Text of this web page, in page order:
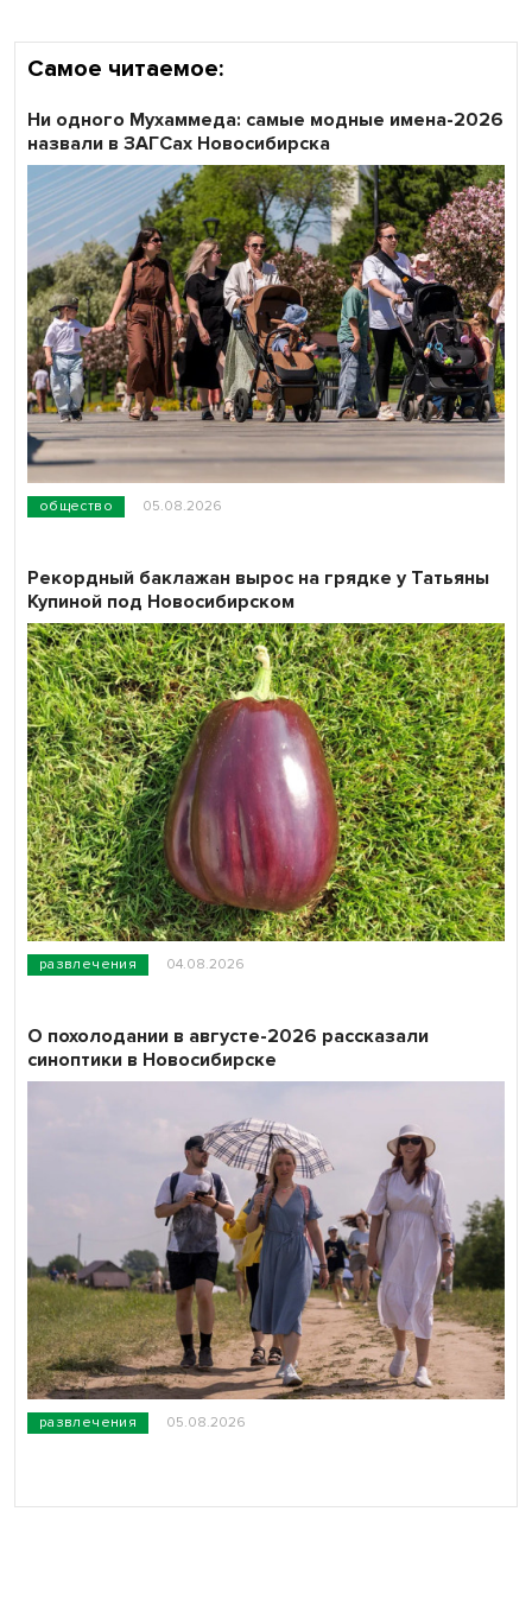
Самое читаемое:
общество 05.08.2026
Ни одного Мухаммеда: самые модные имена-2026
назвали в ЗАГСах Новосибирска
развлечения 04.08.2026
Рекордный баклажан вырос на грядке у Татьяны
Купиной под Новосибирском
развлечения 05.08.2026
О похолодании в августе-2026 рассказали
синоптики в Новосибирске